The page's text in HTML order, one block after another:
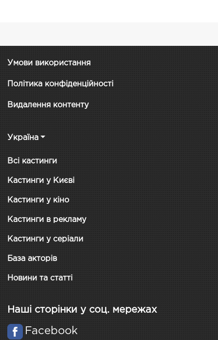
Умови використання
Політика конфіденційності
Видалення контенту
Україна
Всі кастинги
Кастинги у Києві
Кастинги у кіно
Кастинги в рекламу
Кастинги у серіали
База акторів
Новини та статті
Наші сторінки у соц. мережах
Facebook